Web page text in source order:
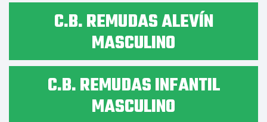
C.B. REMUDAS ALEVÍN
MASCULINO
C.B. REMUDAS INFANTIL
MASCULINO